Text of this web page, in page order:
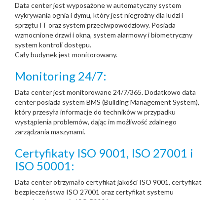
Data center jest wyposażone w automatyczny system
wykrywania ognia i dymu, który jest niegroźny dla ludzi i
sprzętu IT oraz system przeciwpowodziowy. Posiada
wzmocnione drzwi i okna, system alarmowy i biometryczny
system kontroli dostępu.
Cały budynek jest monitorowany.
Monitoring 24/7:
Data center jest monitorowane 24/7/365. Dodatkowo data
center posiada system BMS (Building Management System),
który przesyła informacje do techników w przypadku
wystąpienia problemów, dającim możliwość zdalnego
zarządzania maszynami.
Certyfikaty ISO 9001, ISO 27001 i
ISO 50001:
Data center otrzymało certyfikat jakości ISO 9001, certyfikat
bezpieczeństwa ISO 27001 oraz certyfikat systemu